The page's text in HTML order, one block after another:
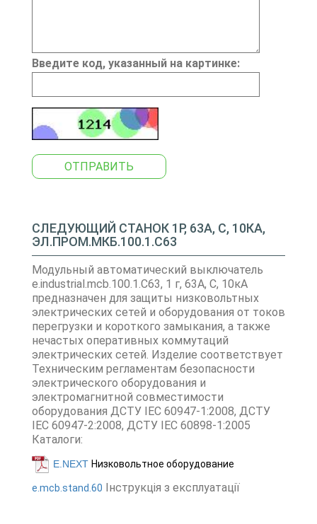
Введите код, указанный на картинке:
ОТПРАВИТЬ
СЛЕДУЮЩИЙ СТАНОК 1P, 63А, С, 10КА,
ЭЛ.ПРОМ.МКБ.100.1.С63
Модульный автоматический выключатель
e.industrial.mcb.100.1.C63, 1 г, 63А, C, 10кА
предназначен для защиты низковольтных
электрических сетей и оборудования от токов
перегрузки и короткого замыкания, а также
нечастых оперативных коммутаций
электрических сетей. Изделие соответствует
Техническим регламентам безопасности
электрического оборудования и
электромагнитной совместимости
оборудования ДСТУ IEC 60947-1:2008, ДСТУ
IEC 60947-2:2008, ДСТУ IEC 60898-1:2005
Каталоги:
E.NEXT Низковольтное оборудование
e.mcb.stand.60 Інструкція з експлуатації